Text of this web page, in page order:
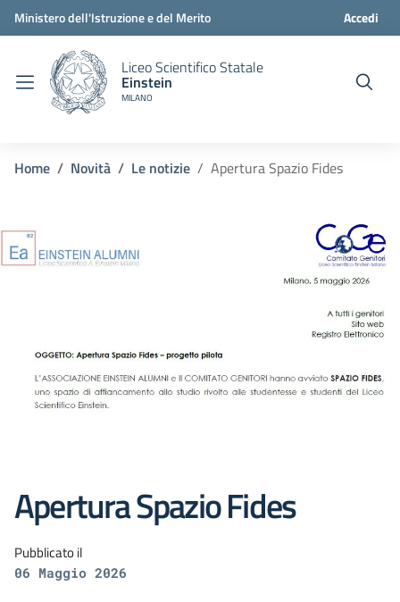
Ministero dell'Istruzione e del Merito Accedi
Liceo Scientifico Statale
Einstein
MILANO
Home Novità Le notizie Apertura Spazio Fides
Apertura Spazio Fides
Pubblicato il
06 Maggio 2026